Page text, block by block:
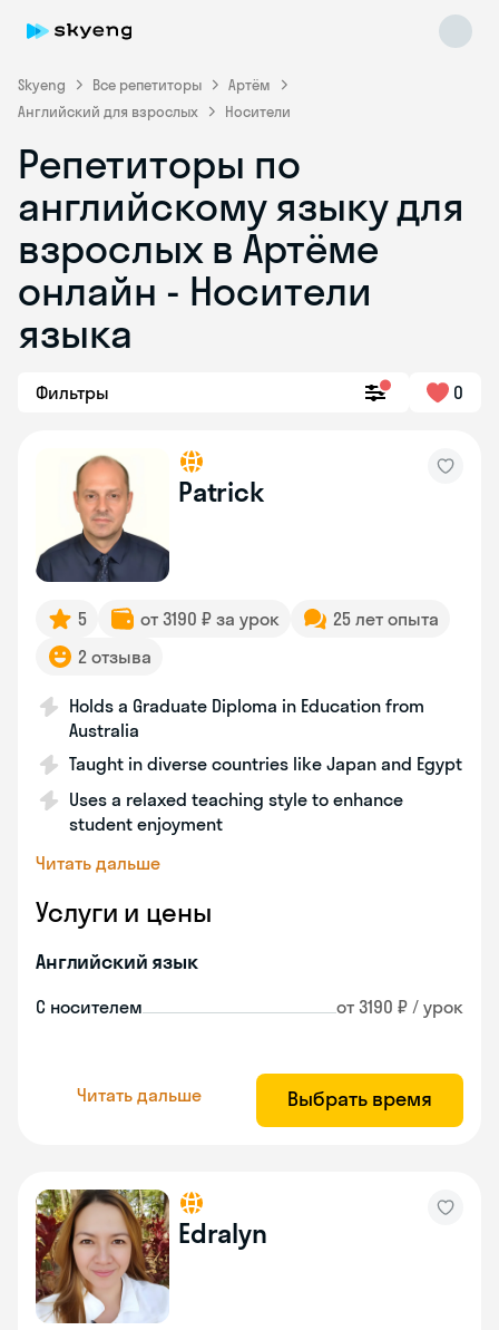
Skyeng Все репетиторы
Артём
Английский для взрослых
Носители
Репетиторы по
английскому языку для
взрослых в Артёме
онлайн - Носители
языка
Фильтры 0
Patrick
5 от 3190 ₽ за урок
25 лет опыта
2 отзыва
Holds a Graduate Diploma in Education from
Australia
Taught in diverse countries like Japan and Egypt
Uses a relaxed teaching style to enhance
student enjoyment
Читать дальше
Услуги и цены
Английский язык
С носителем от 3190 ₽ / урок
Читать дальше Выбрать время
Edralyn
Skyeng Chat